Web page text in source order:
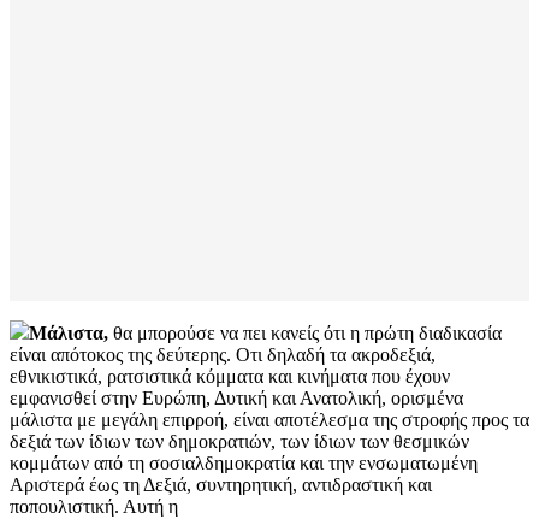
Μάλιστα, θα μπορούσε να πει κανείς ότι η πρώτη διαδικασία
είναι απότοκος της δεύτερης. Οτι δηλαδή τα ακροδεξιά,
εθνικιστικά, ρατσιστικά κόμματα και κινήματα που έχουν
εμφανισθεί στην Ευρώπη, Δυτική και Ανατολική, ορισμένα
μάλιστα με μεγάλη επιρροή, είναι αποτέλεσμα της στροφής προς τα
δεξιά των ίδιων των δημοκρατιών, των ίδιων των θεσμικών
κομμάτων από τη σοσιαλδημοκρατία και την ενσωματωμένη
Αριστερά έως τη Δεξιά, συντηρητική, αντιδραστική και
ποπουλιστική. Αυτή η